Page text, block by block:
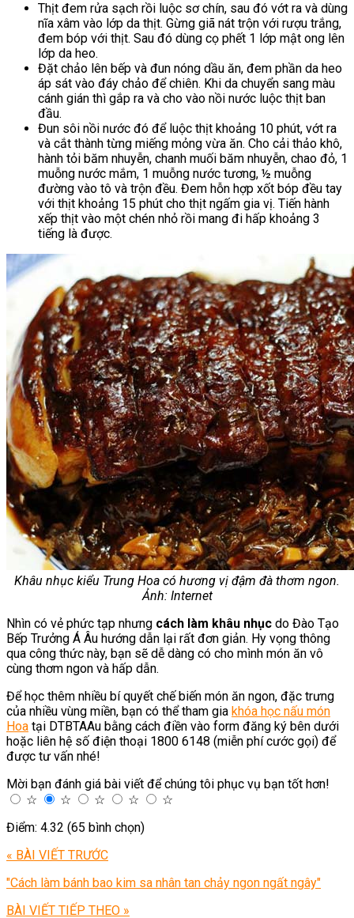
Thịt đem rửa sạch rồi luộc sơ chín, sau đó vớt ra và dùng
nĩa xâm vào lớp da thịt. Gừng giã nát trộn với rượu trắng,
đem bóp với thịt. Sau đó dùng cọ phết 1 lớp mật ong lên
lớp da heo.
Đặt chảo lên bếp và đun nóng dầu ăn, đem phần da heo
áp sát vào đáy chảo để chiên. Khi da chuyển sang màu
cánh gián thì gắp ra và cho vào nồi nước luộc thịt ban
đầu.
Đun sôi nồi nước đó để luộc thịt khoảng 10 phút, vớt ra
và cắt thành từng miếng mỏng vừa ăn. Cho cải thảo khô,
hành tỏi băm nhuyễn, chanh muối băm nhuyễn, chao đỏ, 1
muỗng nước mắm, 1 muỗng nước tương, ½ muỗng
đường vào tô và trộn đều. Đem hỗn hợp xốt bóp đều tay
với thịt khoảng 15 phút cho thịt ngấm gia vị. Tiến hành
xếp thịt vào một chén nhỏ rồi mang đi hấp khoảng 3
tiếng là được.
Khâu nhục kiểu Trung Hoa có hương vị đậm đà thơm ngon.
Ảnh: Internet
Nhìn có vẻ phức tạp nhưng cách làm khâu nhục do Đào Tạo
Bếp Trưởng Á Âu hướng dẫn lại rất đơn giản. Hy vọng thông
qua công thức này, bạn sẽ dễ dàng có cho mình món ăn vô
cùng thơm ngon và hấp dẫn.
Để học thêm nhiều bí quyết chế biến món ăn ngon, đặc trưng
của nhiều vùng miền, bạn có thể tham gia khóa học nấu món
Hoa tại DTBTAAu bằng cách điền vào form đăng ký bên dưới
hoặc liên hệ số điện thoại 1800 6148 (miễn phí cước gọi) để
được tư vấn nhé!
Mời bạn đánh giá bài viết để chúng tôi phục vụ bạn tốt hơn!
☆
☆ ☆ ☆
☆
Điểm: 4.32 (65 bình chọn)
« BÀI VIẾT TRƯỚC
"Cách làm bánh bao kim sa nhân tan chảy ngon ngất ngây"
BÀI VIẾT TIẾP THEO »